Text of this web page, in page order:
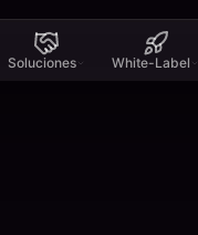
Soluciones White-Label